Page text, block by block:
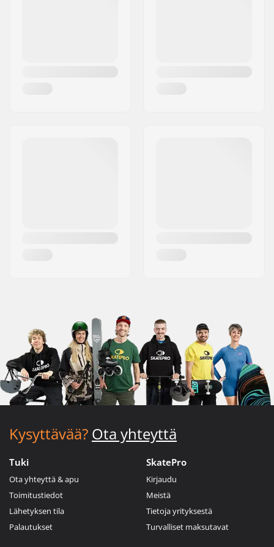
Kysyttävää? Ota yhteyttä
Tuki
Ota yhteyttä & apu
Toimitustiedot
Lähetyksen tila
Palautukset
SkatePro
Kirjaudu
Meistä
Tietoja yrityksestä
Turvalliset maksutavat